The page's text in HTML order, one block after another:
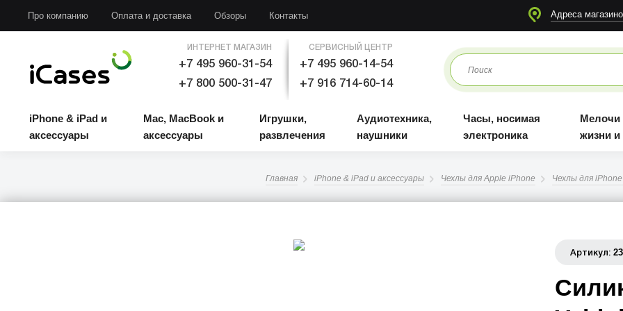
Про компанию Оплата и доставка Обзоры Контакты Адреса
ИНТЕРНЕТ МАГАЗИН
+7 495 960-31-54
+7 800 500-31-47
СЕРВИСНЫЙ ЦЕНТР
+7 495 960-14-54
+7 916 714-60-14
iPhone & iPad и
аксессуары
Mac, MacBook и
аксессуары
Игрушки,
развлечения
Аудиотехника,
наушники
Часы, носимая
электроника
Мелочи
жизни
Главная iPhone & iPad и аксессуары Чехлы для Apple iPhone Чехлы для
Артикул: